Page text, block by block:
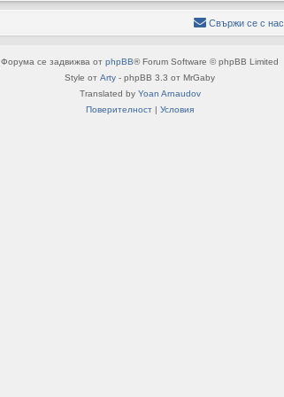
Свържи се с нас
Форума се задвижва от phpBB® Forum Software © phpBB Limited
Style от Arty - phpBB 3.3 от MrGaby
Translated by Yoan Arnaudov
Поверителност | Условия